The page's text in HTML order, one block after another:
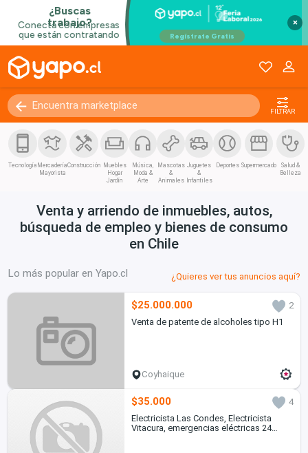
×
FILTRAR
Tecnología Mercadería
Mayorista
Construcción Muebles
Hogar
Jardín
Música,
Moda &
Arte
Mascotas
&
Animales
Juguetes
&
Infantiles
Deportes Supermercado
Salud &
Belleza
Venta y arriendo de inmuebles, autos,
búsqueda de empleo y bienes de consumo
en Chile
Lo más popular en Yapo.cl ¿Quieres ver tus anuncios aquí?
$25.000.000
2
Venta de patente de alcoholes tipo H1
Coyhaique
$35.000
4
Electricista Las Condes, Electricista
Vitacura, emergencias eléctricas 24